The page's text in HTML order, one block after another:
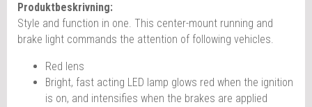
Produktbeskrivning:
Style and function in one. This center-mount running and
brake light commands the attention of following vehicles.
Red lens
Bright, fast acting LED lamp glows red when the ignition
is on, and intensifies when the brakes are applied